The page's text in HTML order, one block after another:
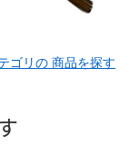
ゴリの 商品を探す